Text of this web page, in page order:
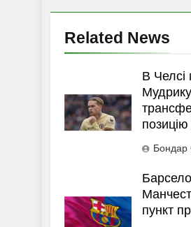
Related News
В Челсі
позицію
Бондар
пункт